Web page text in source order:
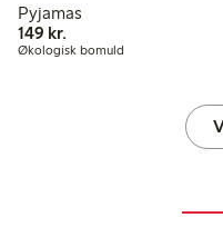
Pyjamas
149 kr.
Økologisk bomuld